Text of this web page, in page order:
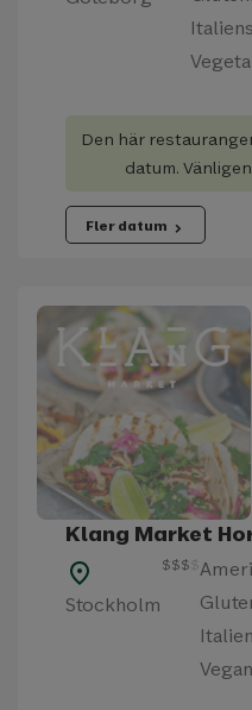
Den här
datum.
Fler datum chevron_right
Klang Market
place
Stockholm
$$$ $